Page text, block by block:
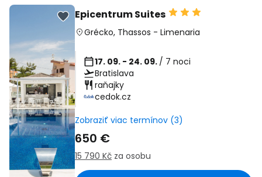
Epicentrum Suites
Grécko, Thassos - Limenaria
17. 09. - 24. 09. / 7 noci
Bratislava
raňajky
cedok.cz
Zobraziť viac termínov (3)
650 €
15 790 Kč za osobu